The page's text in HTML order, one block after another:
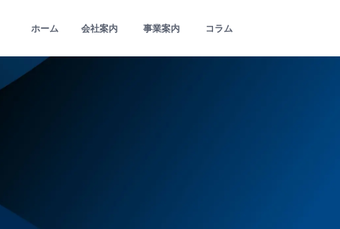
ホーム 会社案内 事業案内 コラム